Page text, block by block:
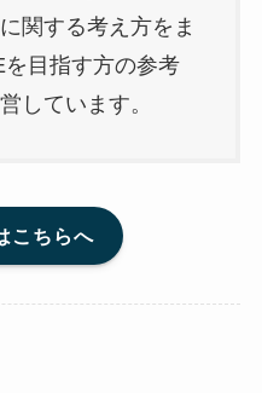
関する考え方をま
目指す方の参考
しています。
こちらへ